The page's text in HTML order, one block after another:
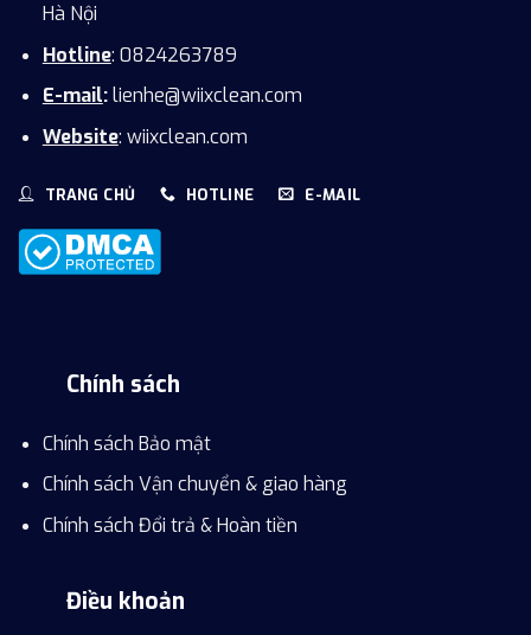
Hà Nội
Hotline: 0824263789
E-mail: lienhe@wiixclean.com
Website: wiixclean.com
TRANG CHỦ HOTLINE E-MAIL
Chính sách
Chính sách Bảo mật
Chính sách Vận chuyển & giao hàng
Chính sách Đổi trả & Hoàn tiền
Điều khoản